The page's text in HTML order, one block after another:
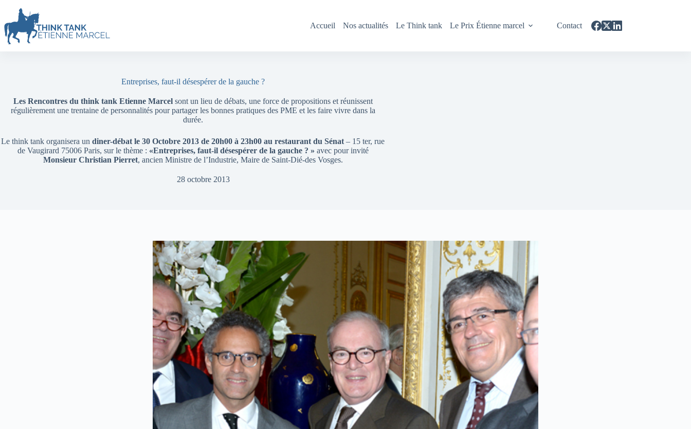
Accueil Nos actualités Le Think tank Le Prix Étienne marcel Contact
Entreprises, faut-il désespérer de la gauche ?
Les Rencontres du think tank Etienne Marcelsont un lieu de débats, une force de propositions et réunissent
régulièrement une trentaine de personnalités pour partager les bonnes pratiques des PME et les faire vivre dans la
durée.
Le think tank organisera un diner-débat le 30 Octobre 2013 de 20h00 à 23h00 au restaurant du Sénat – 15 ter, rue
de Vaugirard 75006 Paris, sur le thème : «Entreprises, faut-il désespérer de la gauche ? » avec pour invité
Monsieur Christian Pierret, ancien Ministre de l’Industrie, Maire de Saint-Dié-des Vosges.
28 octobre 2013